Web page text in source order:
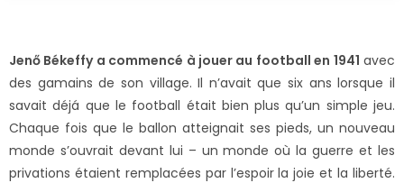
Jenő Békeffy a commencé à jouer au football en 1941 avec
des gamains de son village. Il n’avait que six ans lorsque il
savait déjá que le football était bien plus qu’un simple jeu.
Chaque fois que le ballon atteignait ses pieds, un nouveau
monde s’ouvrait devant lui – un monde où la guerre et les
privations étaient remplacées par l’espoir la joie et la liberté.